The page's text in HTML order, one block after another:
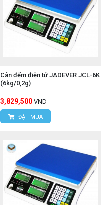
Cân đếm điện tử JADEVER JCL-6K
(6kg/0,2g)
3,829,500 VND
ĐẶT MUA